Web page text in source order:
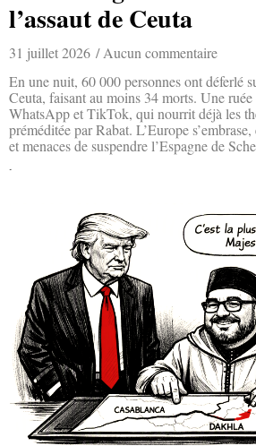
l’assaut de Ceuta
31 juillet 2026
Aucun commentaire
En une nuit, 60 000 personnes ont déferlé
Ceuta, faisant au moins 34 morts. Une
WhatsApp et TikTok, qui nourrit déjà les
préméditée par Rabat. L’Europe
et menaces de suspendre l’Espagne de